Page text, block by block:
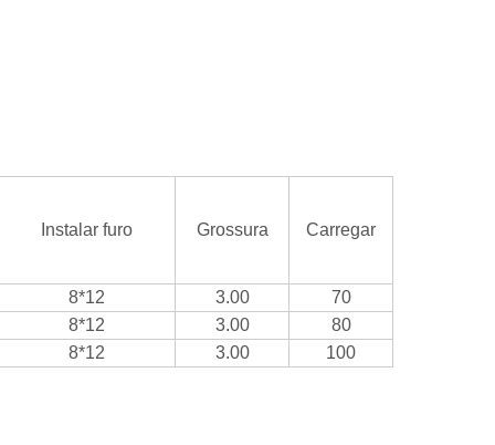
Instalar furo Grossura Carregar
8*12 3.00
70
8*12 3.00
80
8*12 3.00 100